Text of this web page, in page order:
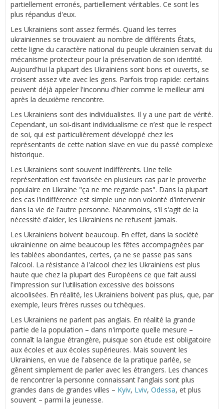
partiellement erronés, partiellement véritables. Ce sont les
plus répandus d'eux.
Les Ukrainiens sont assez fermés. Quand les terres
ukrainiennes se trouvaient au nombre de différents États,
cette ligne du caractère national du peuple ukrainien servait du
mécanisme protecteur pour la préservation de son identité.
Aujourd'hui la plupart des Ukrainiens sont bons et ouverts, se
croisent assez vite avec les gens. Parfois trop rapide: certains
peuvent déjà appeler l'inconnu d'hier comme le meilleur ami
après la deuxième rencontre.
Les Ukrainiens sont des individualistes. Il y a une part de vérité.
Cependant, un soi-disant individualisme ce n’est que le respect
de soi, qui est particulièrement développé chez les
représentants de cette nation slave en vue du passé complexe
historique.
Les Ukrainiens sont souvent indifférents. Une telle
représentation est favorisée en plusieurs cas par le proverbe
populaire en Ukraine "ça ne me regarde pas". Dans la plupart
des cas l'indifférence est simple une non volonté d'intervenir
dans la vie de l'autre personne. Néanmoins, s'il s'agit de la
nécessité d'aider, les Ukrainiens ne refusent jamais.
Les Ukrainiens boivent beaucoup. En effet, dans la société
ukrainienne on aime beaucoup les fêtes accompagnées par
les tablées abondantes, certes, ça ne se passe pas sans
l’alcool. La résistance à l'alcool chez les Ukrainiens est plus
haute que chez la plupart des Européens ce que fait aussi
l'impression sur l'utilisation excessive des boissons
alcoolisées. En réalité, les Ukrainiens boivent pas plus, que, par
exemple, leurs frères russes ou tchèques.
Les Ukrainiens ne parlent pas anglais. En réalité la grande
partie de la population – dans n'importe quelle mesure –
connaît la langue étrangère, puisque son étude est obligatoire
aux écoles et aux écoles supérieures. Mais souvent les
Ukrainiens, en vue de l'absence de la pratique parlée, se
gênent simplement de parler avec les étrangers. Les chances
de rencontrer la personne connaissant l'anglais sont plus
grandes dans de grandes villes – Kyiv, Lviv, Odessa, et plus
souvent – parmi la jeunesse.